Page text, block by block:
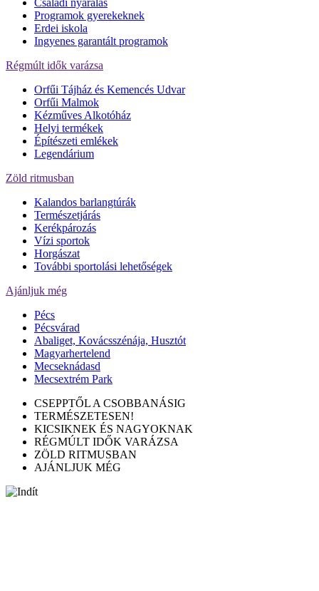
Családi nyaralás
Programok gyerekeknek
Erdei iskola
Ingyenes garantált programok
Régmúlt idők varázsa
Orfűi Tájház és Kemencés Udvar
Orfűi Malmok
Kézműves Alkotóház
Helyi termékek
Építészeti emlékek
Legendárium
Zöld ritmusban
Kalandos barlangtúrák
Természetjárás
Kerékpározás
Vízi sportok
Horgászat
További sportolási lehetőségek
Ajánljuk még
Pécs
Pécsvárad
Abaliget, Kovácsszénája, Husztót
Magyarhertelend
Mecseknádasd
Mecsextrém Park
CSEPPTŐL A CSOBBANÁSIG
TERMÉSZETESEN!
KICSIKNEK ÉS NAGYOKNAK
RÉGMÚLT IDŐK VARÁZSA
ZÖLD RITMUSBAN
AJÁNLJUK MÉG